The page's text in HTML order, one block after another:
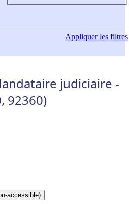
Appliquerles filtres
judiciaire -
92360)
accessible)